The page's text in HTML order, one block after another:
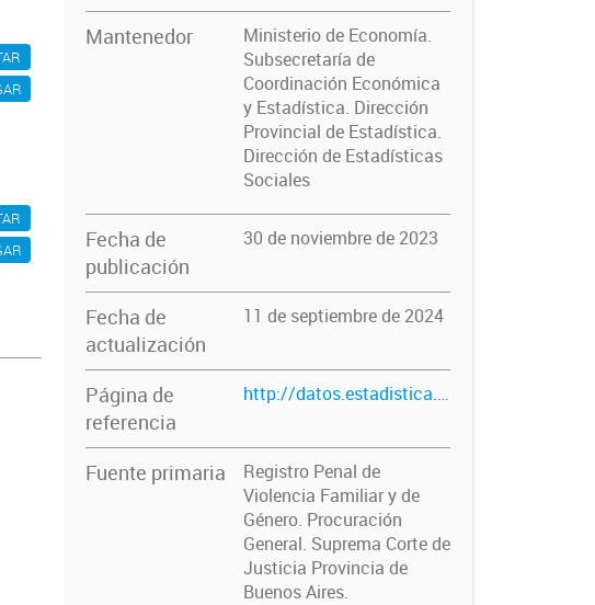
Mantenedor
Ministerio de Economía.
Subsecretaría de
Coordinación Económica
y Estadística. Dirección
Provincial de Estadística.
Dirección de Estadísticas
Sociales
Fecha de
publicación
30 de noviembre de 2023
Fecha de
actualización
11 de septiembre de 2024
Página de
referencia
http://datos.estadistica.ec.gba.gov.ar/dataset/muertes-violentas-de-mujeres-por-razones-de-genero-femicidios-investigacion-penal-preparatoria
Fuente primaria
Registro Penal de
Violencia Familiar y de
Género. Procuración
General. Suprema Corte de
Justicia Provincia de
Buenos Aires.